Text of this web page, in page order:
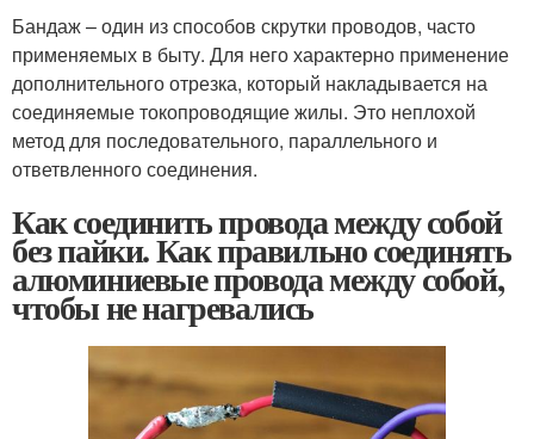
Бандаж – один из способов скрутки проводов, часто
применяемых в быту. Для него характерно применение
дополнительного отрезка, который накладывается на
соединяемые токопроводящие жилы. Это неплохой
метод для последовательного, параллельного и
ответвленного соединения.
Как соединить провода между собой
без пайки. Как правильно соединять
алюминиевые провода между собой,
чтобы не нагревались